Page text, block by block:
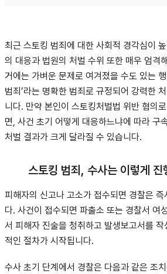
최근 스토킹 범죄에 대한 사회적 경각심이
의 대응과 법원의 처벌 수위 또한 매우 엄격
거에는 가벼운 문제로 여겨졌을 수도 있는
범죄’라는 명확한 범죄로 규정되어 강력한
니다. 만약 본인이 스토킹처벌법 위반 혐의
면, 사건 초기 어떻게 대응하느냐에 따라 구
처벌 결과가 크게 달라질 수 있습니다.
스토킹 범죄, 수사는 이렇게 진
피해자의 신고나 고소가 접수되면 경찰은 즉
다. 사건이 접수되면 파출소 또는 경찰서 여
서 피해자 진술을 청취하고 발생보고서를 작
적인 절차가 시작됩니다.
수사 초기 단계에서 경찰은 다음과 같은 조